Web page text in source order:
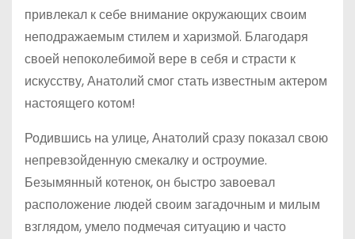
привлекал к себе внимание окружающих своим
неподражаемым стилем и харизмой. Благодаря
своей непоколебимой вере в себя и страсти к
искусству, Анатолий смог стать известным актером
настоящего котом!
Родившись на улице, Анатолий сразу показал свою
непревзойденную смекалку и остроумие.
Безымянный котенок, он быстро завоевал
расположение людей своим загадочным и милым
взглядом, умело подмечая ситуацию и часто